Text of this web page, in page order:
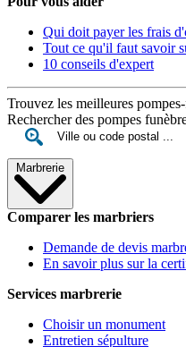
Qui doit payer les frais
Tout ce qu'il faut savoir
10 conseils d'expert
Trouvez les meilleures
Rechercher des pompes
Marbrerie
Comparer les marbriers
Demande de devis
En savoir plus sur la
Services marbrerie
Choisir un monument
Entretien sépulture